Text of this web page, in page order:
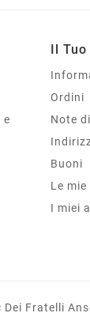
e
Il
Ordini
Note
Buoni
Le
I miei
Fratelli